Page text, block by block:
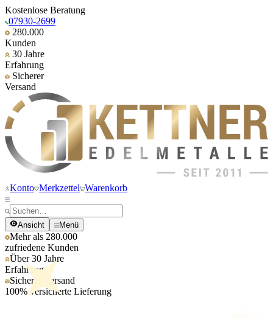
Kostenlose Beratung
07930-2699
280.000
Kunden
30 Jahre
Erfahrung
Sicherer
Versand
Konto Merkzettel Warenkorb
Ansicht Menü
Mehr als 280.000
zufriedene Kunden
Über 30 Jahre
Erfahrung
Sicherer Versand
100% versicherte Lieferung